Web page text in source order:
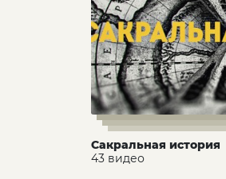
Сакральная история
43 видео